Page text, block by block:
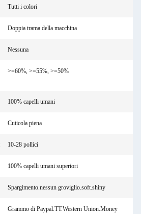
Tutti i colori
Doppia trama della macchina
Nessuna
>=60%, >=55%, >=50%
100% capelli umani
Cuticola piena
10-28 pollici
100% capelli umani superiori
Spargimento.nessun groviglio.soft.shiny
Grammo di Paypal.TT.Western Union.Money